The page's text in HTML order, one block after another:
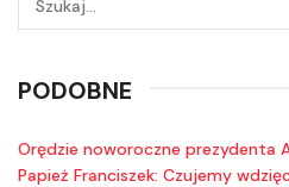
PODOBNE
Orędzie noworoczne prezydenta
Papież Franciszek: Czujemy